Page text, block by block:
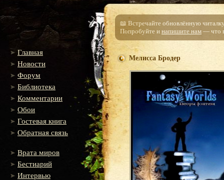
Главная
Новости
Форум
Библиотека
Комментарии
Обои
Гостевая книга
Обратная связь
Врата миров
Бестиарий
Интервью
📖 Встречайте обновлённую
Попробуйте и напишите нам — что
Мелисса Бродер